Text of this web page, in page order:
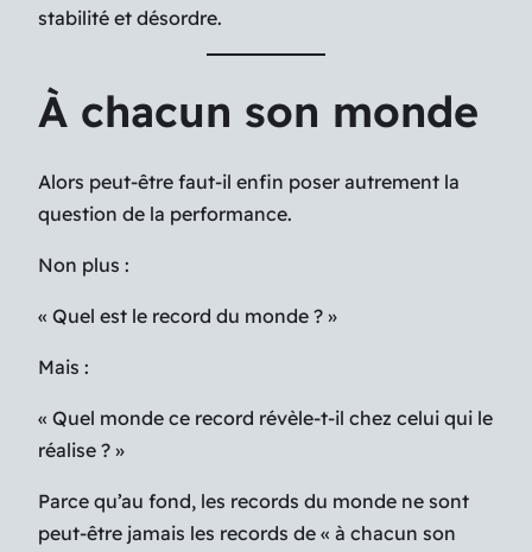
stabilité et désordre.
À chacun son monde
Alors peut-être faut-il enfin poser autrement la
question de la performance.
Non plus :
« Quel est le record du monde ? »
Mais :
« Quel monde ce record révèle-t-il chez celui qui le
réalise ? »
Parce qu’au fond, les records du monde ne sont
peut-être jamais les records de « à chacun son